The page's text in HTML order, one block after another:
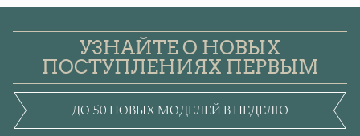
УЗНАЙТЕ О НОВЫХ
ПОСТУПЛЕНИЯХ ПЕРВЫМ
ДО 50 НОВЫХ МОДЕЛЕЙ В НЕДЕЛЮ